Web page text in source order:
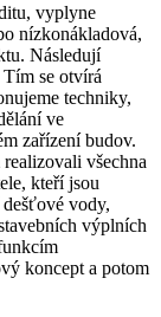
vyplyne
nízkonákladová,
Následují
se otvírá
techniky,
ve
zařízení budov.
všechna
kteří jsou
vody,
výplních
koncept a potom